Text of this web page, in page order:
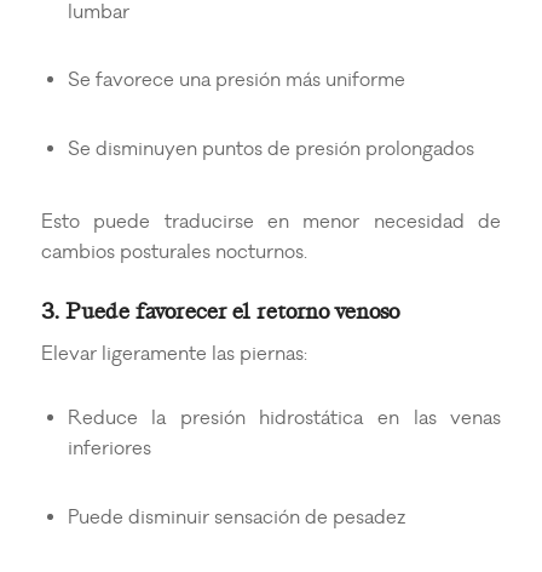
lumbar
Se favorece una presión más uniforme
Se disminuyen puntos de presión prolongados
Esto puede traducirse en menor necesidad de
cambios posturales nocturnos.
3. Puede favorecer el retorno venoso
Elevar ligeramente las piernas:
Reduce la presión hidrostática en las venas
inferiores
Puede disminuir sensación de pesadez